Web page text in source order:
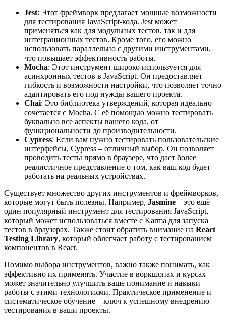
Jest: Этот фреймворк предлагает мощные возможности
для тестирования JavaScript-кода. Jest может
применяться как для модульных тестов, так и для
интеграционных тестов. Кроме того, его можно
использовать параллельно с другими инструментами,
что повышает эффективность работы.
Mocha: Этот инструмент широко используется для
асинхронных тестов в JavaScript. Он предоставляет
гибкость и возможности настройки, что позволяет точно
адаптировать его под нужды вашего проекта.
Chai: Это библиотека утверждений, которая идеально
сочетается с Mocha. С её помощью можно тестировать
буквально все аспекты вашего кода, от
функциональности до производительности.
Cypress: Если вам нужно тестировать пользовательские
интерфейсы, Cypress – отличный выбор. Он позволяет
проводить тесты прямо в браузере, что дает более
реалистичное представление о том, как ваш код будет
работать на реальных устройствах.
Существует множество других инструментов и фреймворков,
которые могут быть полезны. Например, Jasmine – это ещё
один популярный инструмент для тестирования JavaScript,
который может использоваться вместе с Karma для запуска
тестов в браузерах. Также стоит обратить внимание на React
Testing Library, который облегчает работу с тестированием
компонентов в React.
Помимо выбора инструментов, важно также понимать, как
эффективно их применять. Участие в воркшопах и курсах
может значительно улучшить ваше понимание и навыки
работы с этими технологиями. Практическое применение и
систематическое обучение – ключ к успешному внедрению
тестирования в ваши проекты.